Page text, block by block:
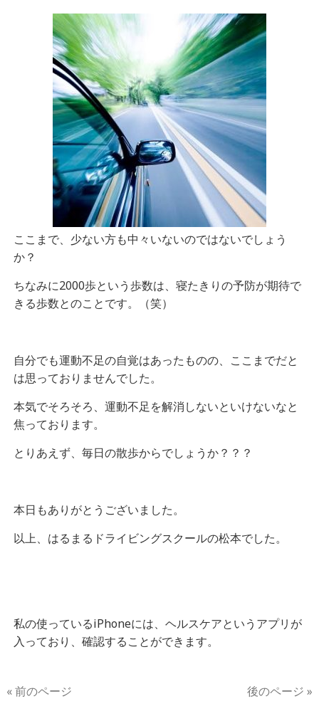
ここまで、少ない方も中々いないのではないでしょう
か？
ちなみに2000歩という歩数は、寝たきりの予防が期待で
きる歩数とのことです。（笑）
自分でも運動不足の自覚はあったものの、ここまでだと
は思っておりませんでした。
本気でそろそろ、運動不足を解消しないといけないなと
焦っております。
とりあえず、毎日の散歩からでしょうか？？？
本日もありがとうございました。
以上、はるまるドライビングスクールの松本でした。
私の使っているiPhoneには、ヘルスケアというアプリが
入っており、確認することができます。
« 前のページ 後のページ »